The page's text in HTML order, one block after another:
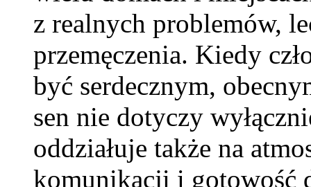
z realnych problemów,
przemęczenia. Kiedy
być serdecznym,
sen nie dotyczy
oddziałuje także na
komunikacji i gotowość